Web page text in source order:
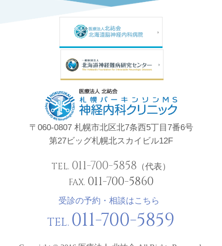
〒060-0807 札幌市北区北7条西5丁目7番6号
第27ビッグ札幌北スカイビル12F
TEL. 011-700-5858 （代表）
FAX. 011-700-5860
受診の予約・相談はこちら
TEL. 011-700-5859